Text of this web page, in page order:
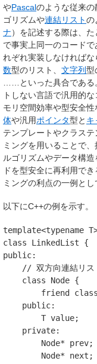
やPascalのような従来
ゴリズムや連結リストの
ナ）を記述する際は、
で事実上同一のコード
れぞれ実装しなければな
数型のリスト、 文字列型
……といった具合である
トしない言語で汎用的
モリ空間効率や型安全
体や汎用ポインタ型と キ
テンプレートやクラス
ミングを用いることで
ルゴリズムやデータ構
ドを型安全に再利用で
ミングの利点の一例とし
以下にC++の例を示す。
template<typename T
class
LinkedList
{
public:
// 双方向連結リス
class
Node {
friend
class
public:
T value;
private:
Node* prev;
Node* next ;